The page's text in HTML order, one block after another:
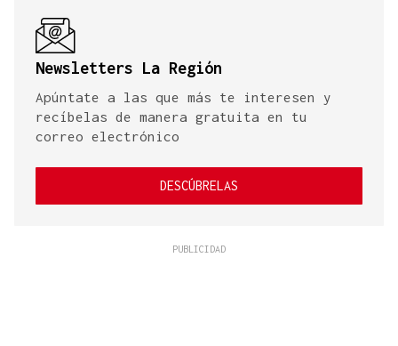
Newsletters La Región
Apúntate a las que más te interesen y
recíbelas de manera gratuita en tu
correo electrónico
DESCÚBRELAS